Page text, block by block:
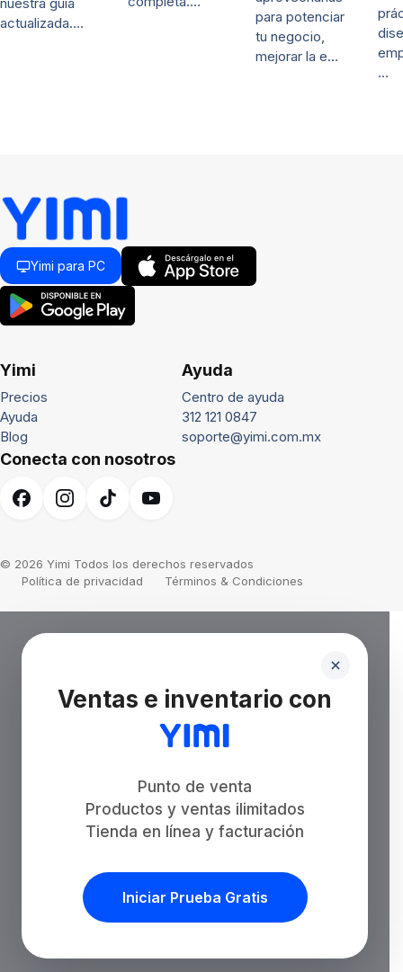
actualizada.…
para potenciar
tu negocio,
mejorar la e…
…
Yimi para PC
Yimi
Precios
Ayuda
Blog
Ayuda
Centro de ayuda
312 121 0847
soporte@yimi.com.mx
Conecta con nosotros
© 2026 Yimi Todos los derechos reservados
Política de privacidad
Términos & Condiciones
Ventas e inventario con
Punto de venta
Productos y ventas ilimitados
Tienda en línea y facturación
Iniciar Prueba Gratis